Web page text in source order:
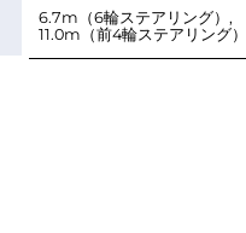
6.7m（6輪ステアリング）,
11.0m（前4輪ステアリング）